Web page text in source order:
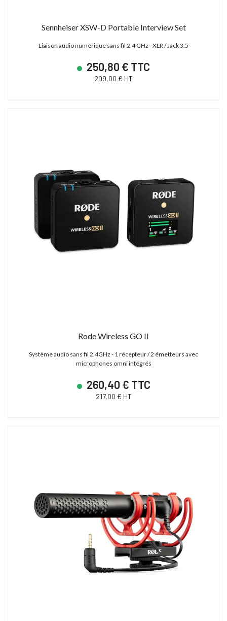
Sennheiser XSW-D Portable Interview Set
Liaison audio numérique sans fil 2,4 GHz - XLR / Jack 3.5
250,80 € TTC
209,00 € HT
Rode Wireless GO II
Système audio sans fil 2,4GHz - 1 récepteur / 2 émetteurs avec
microphones omni intégrés
260,40 € TTC
217,00 € HT